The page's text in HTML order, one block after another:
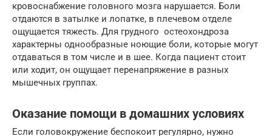
кровоснабжение головного мозга нарушается. Боли
отдаются в затылке и лопатке, в плечевом отделе
ощущается тяжесть. Для грудного остеохондроза
характерны однообразные ноющие боли, которые могут
отдаваться в том числе и в шее. Когда пациент стоит
или ходит, он ощущает перенапряжение в разных
мышечных группах.
Оказание помощи в домашних условиях
Если головокружение беспокоит регулярно, нужно